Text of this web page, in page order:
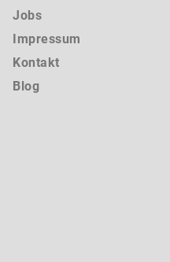
Jobs
Impressum
Kontakt
Blog